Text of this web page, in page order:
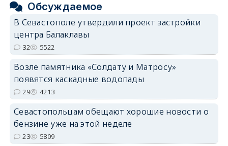
Обсуждаемое
В Севастополе утвердили проект застройки
центра Балаклавы
32 5522
Возле памятника «Солдату и Матросу»
появятся каскадные водопады
29 4213
Севастопольцам обещают хорошие новости о
бензине уже на этой неделе
23 5809